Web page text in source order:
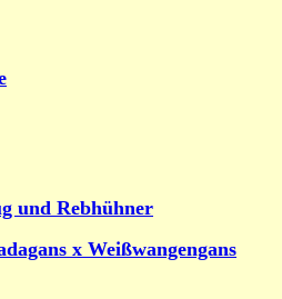
und Rebhühner
x Weißwangengans